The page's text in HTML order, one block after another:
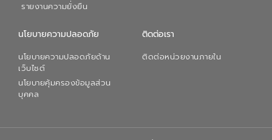
รายงานความยั่งยืน
นโยบายความปลอดภัย
นโยบายความปลอดภัยด้าน
เว็บไซต์
นโยบายคุ้มครองข้อมูลส่วน
บุคคล
ติดต่อเรา
ติดต่อหน่วยงานภายใน